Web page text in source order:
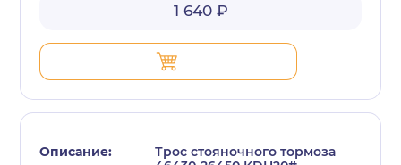
1 640 ₽
Трос стояночного тормоза